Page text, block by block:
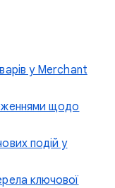
у Merchant
щодо
подій у
ключової